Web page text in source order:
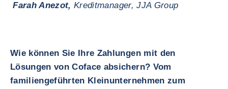
Farah Anezot,Kreditmanager, JJA Group
Wie können Sie Ihre Zahlungen mit den
Lösungen von Coface absichern? Vom
familiengeführten Kleinunternehmen zum